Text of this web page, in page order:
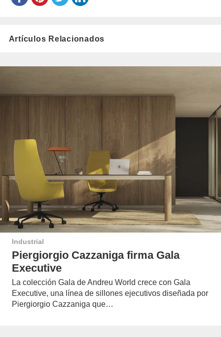
Artículos Relacionados
Industrial
Piergiorgio Cazzaniga firma Gala
Executive
La colección Gala de Andreu World crece con Gala
Executive, una línea de sillones ejecutivos diseñada por
Piergiorgio Cazzaniga que…